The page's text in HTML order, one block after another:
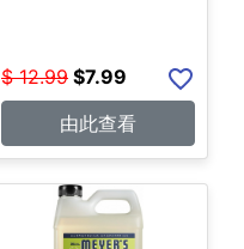
$ 12.99 $7.99
由此查看